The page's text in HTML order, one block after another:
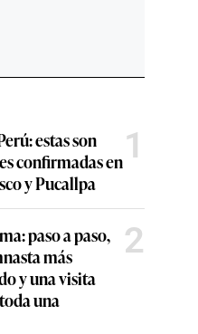
estas son
confirmadas en
y Pucallpa
1
paso a paso,
más
y una visita
una
2